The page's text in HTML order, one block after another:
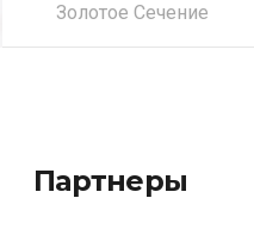
Золотое Сечение
Партнеры